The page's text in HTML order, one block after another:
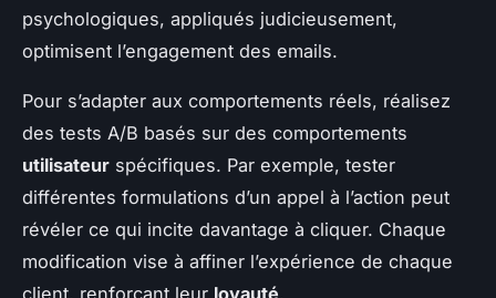
psychologiques, appliqués judicieusement,
optimisent l’engagement des emails.
Pour s’adapter aux comportements réels, réalisez
des tests A/B basés sur des comportements
utilisateur spécifiques. Par exemple, tester
différentes formulations d’un appel à l’action peut
révéler ce qui incite davantage à cliquer. Chaque
modification vise à affiner l’expérience de chaque